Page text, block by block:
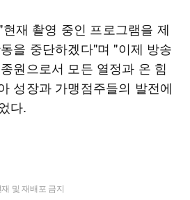
재 촬영 중인 프로그램을 제
을 중단하겠다"며 "이제 방송
원으로서 모든 열정과 온 힘
성장과 가맹점주들의 발전에
다.
및 재배포 금지